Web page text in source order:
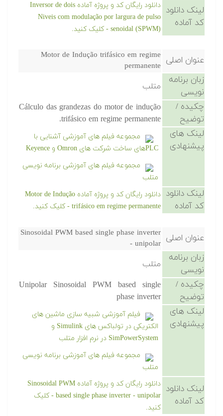
لینک دانلود
کد آماده
دانلود رایگان کد و پروژه آماده Inversor de dois
Niveis com modulação por largura de pulso
senoidal (SPWM) - کلیک کنید.
عنوان اصلی Motor de Indução trifásico em regime
permanente
زبان برنامه
نویسی
متلب
چکیده /
توضیح
Cálculo das grandezas do motor de indução
trifásico em regime permanente.
لینک های
پیشنهادی
مجموعه فیلم های آموزشی آشنایی با
PLCهای ساخت شرکت های Omron و Keyence
مجموعه فیلم های آموزشی برنامه نویسی
متلب
لینک دانلود
کد آماده
دانلود رایگان کد و پروژه آماده Motor de Indução
trifásico em regime permanente - کلیک کنید.
عنوان اصلی Sinosoidal PWM based single phase inverter
- unipolar
زبان برنامه
نویسی
متلب
چکیده /
توضیح
Unipolar Sinosoidal PWM based single
phase inverter
لینک های
پیشنهادی
فیلم آموزشی شبیه سازی ماشین های
الکتریکی در تولباکس های Simulink و
SimPowerSystem در نرم افزار متلب
مجموعه فیلم های آموزشی برنامه نویسی
متلب
لینک دانلود
کد آماده
دانلود رایگان کد و پروژه آماده Sinosoidal PWM
based single phase inverter - unipolar - کلیک
کنید.